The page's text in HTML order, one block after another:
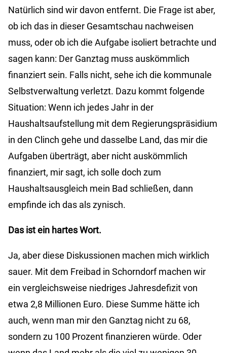
Natürlich sind wir davon entfernt. Die Frage ist aber,
ob ich das in dieser Gesamtschau nachweisen
muss, oder ob ich die Aufgabe isoliert betrachte und
sagen kann: Der Ganztag muss auskömmlich
finanziert sein. Falls nicht, sehe ich die kommunale
Selbstverwaltung verletzt. Dazu kommt folgende
Situation: Wenn ich jedes Jahr in der
Haushaltsaufstellung mit dem Regierungspräsidium
in den Clinch gehe und dasselbe Land, das mir die
Aufgaben überträgt, aber nicht auskömmlich
finanziert, mir sagt, ich solle doch zum
Haushaltsausgleich mein Bad schließen, dann
empfinde ich das als zynisch.
Das ist ein hartes Wort.
Ja, aber diese Diskussionen machen mich wirklich
sauer. Mit dem Freibad in Schorndorf machen wir
ein vergleichsweise niedriges Jahresdefizit von
etwa 2,8 Millionen Euro. Diese Summe hätte ich
auch, wenn man mir den Ganztag nicht zu 68,
sondern zu 100 Prozent finanzieren würde. Oder